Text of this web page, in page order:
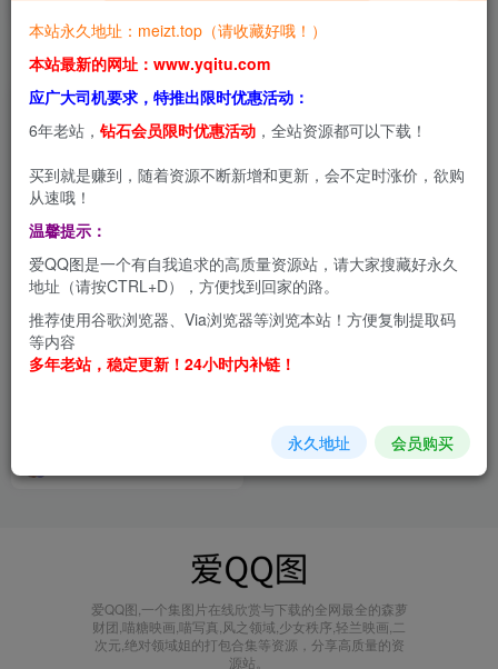
排序 更新 浏览 点赞 评论
爱QQ图,一个集图片在线欣赏与下载的全网最全的森萝
财团,喵糖映画,喵写真,风之领域,少女秩序,轻兰映画,二
次元,绝对领域姐的打包合集等资源，分享高质量的资
源站。
本站永久地址：meizt.top（请收藏好哦！）
本站最新的网址：www.yqitu.com
应广大司机要求，特推出限时优惠活动：
6年老站， 钻石会员限时优惠活动 ，全站资源都可以下载！
买到就是赚到，随着资源不断新增和更新，会不定时涨价，欲购
从速哦！
温馨提示：
爱QQ图是一个有自我追求的高质量资源站，请大家搜藏好永久
地址（请按CTRL+D），方便找到回家的路。
推荐使用谷歌浏览器、Via浏览器等浏览本站！方便复制提取码
等内容
多年老站，稳定更新！24小时内补链！
永久地址 会员购买